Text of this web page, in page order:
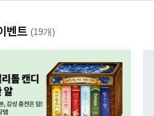
벤트 (19개)